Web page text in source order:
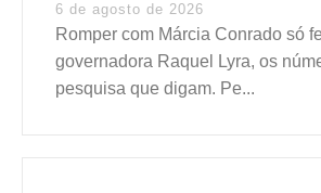
6 de agosto de 2026
Romper com Márcia Conrado só
governadora Raquel Lyra, os
pesquisa que digam. Pe...